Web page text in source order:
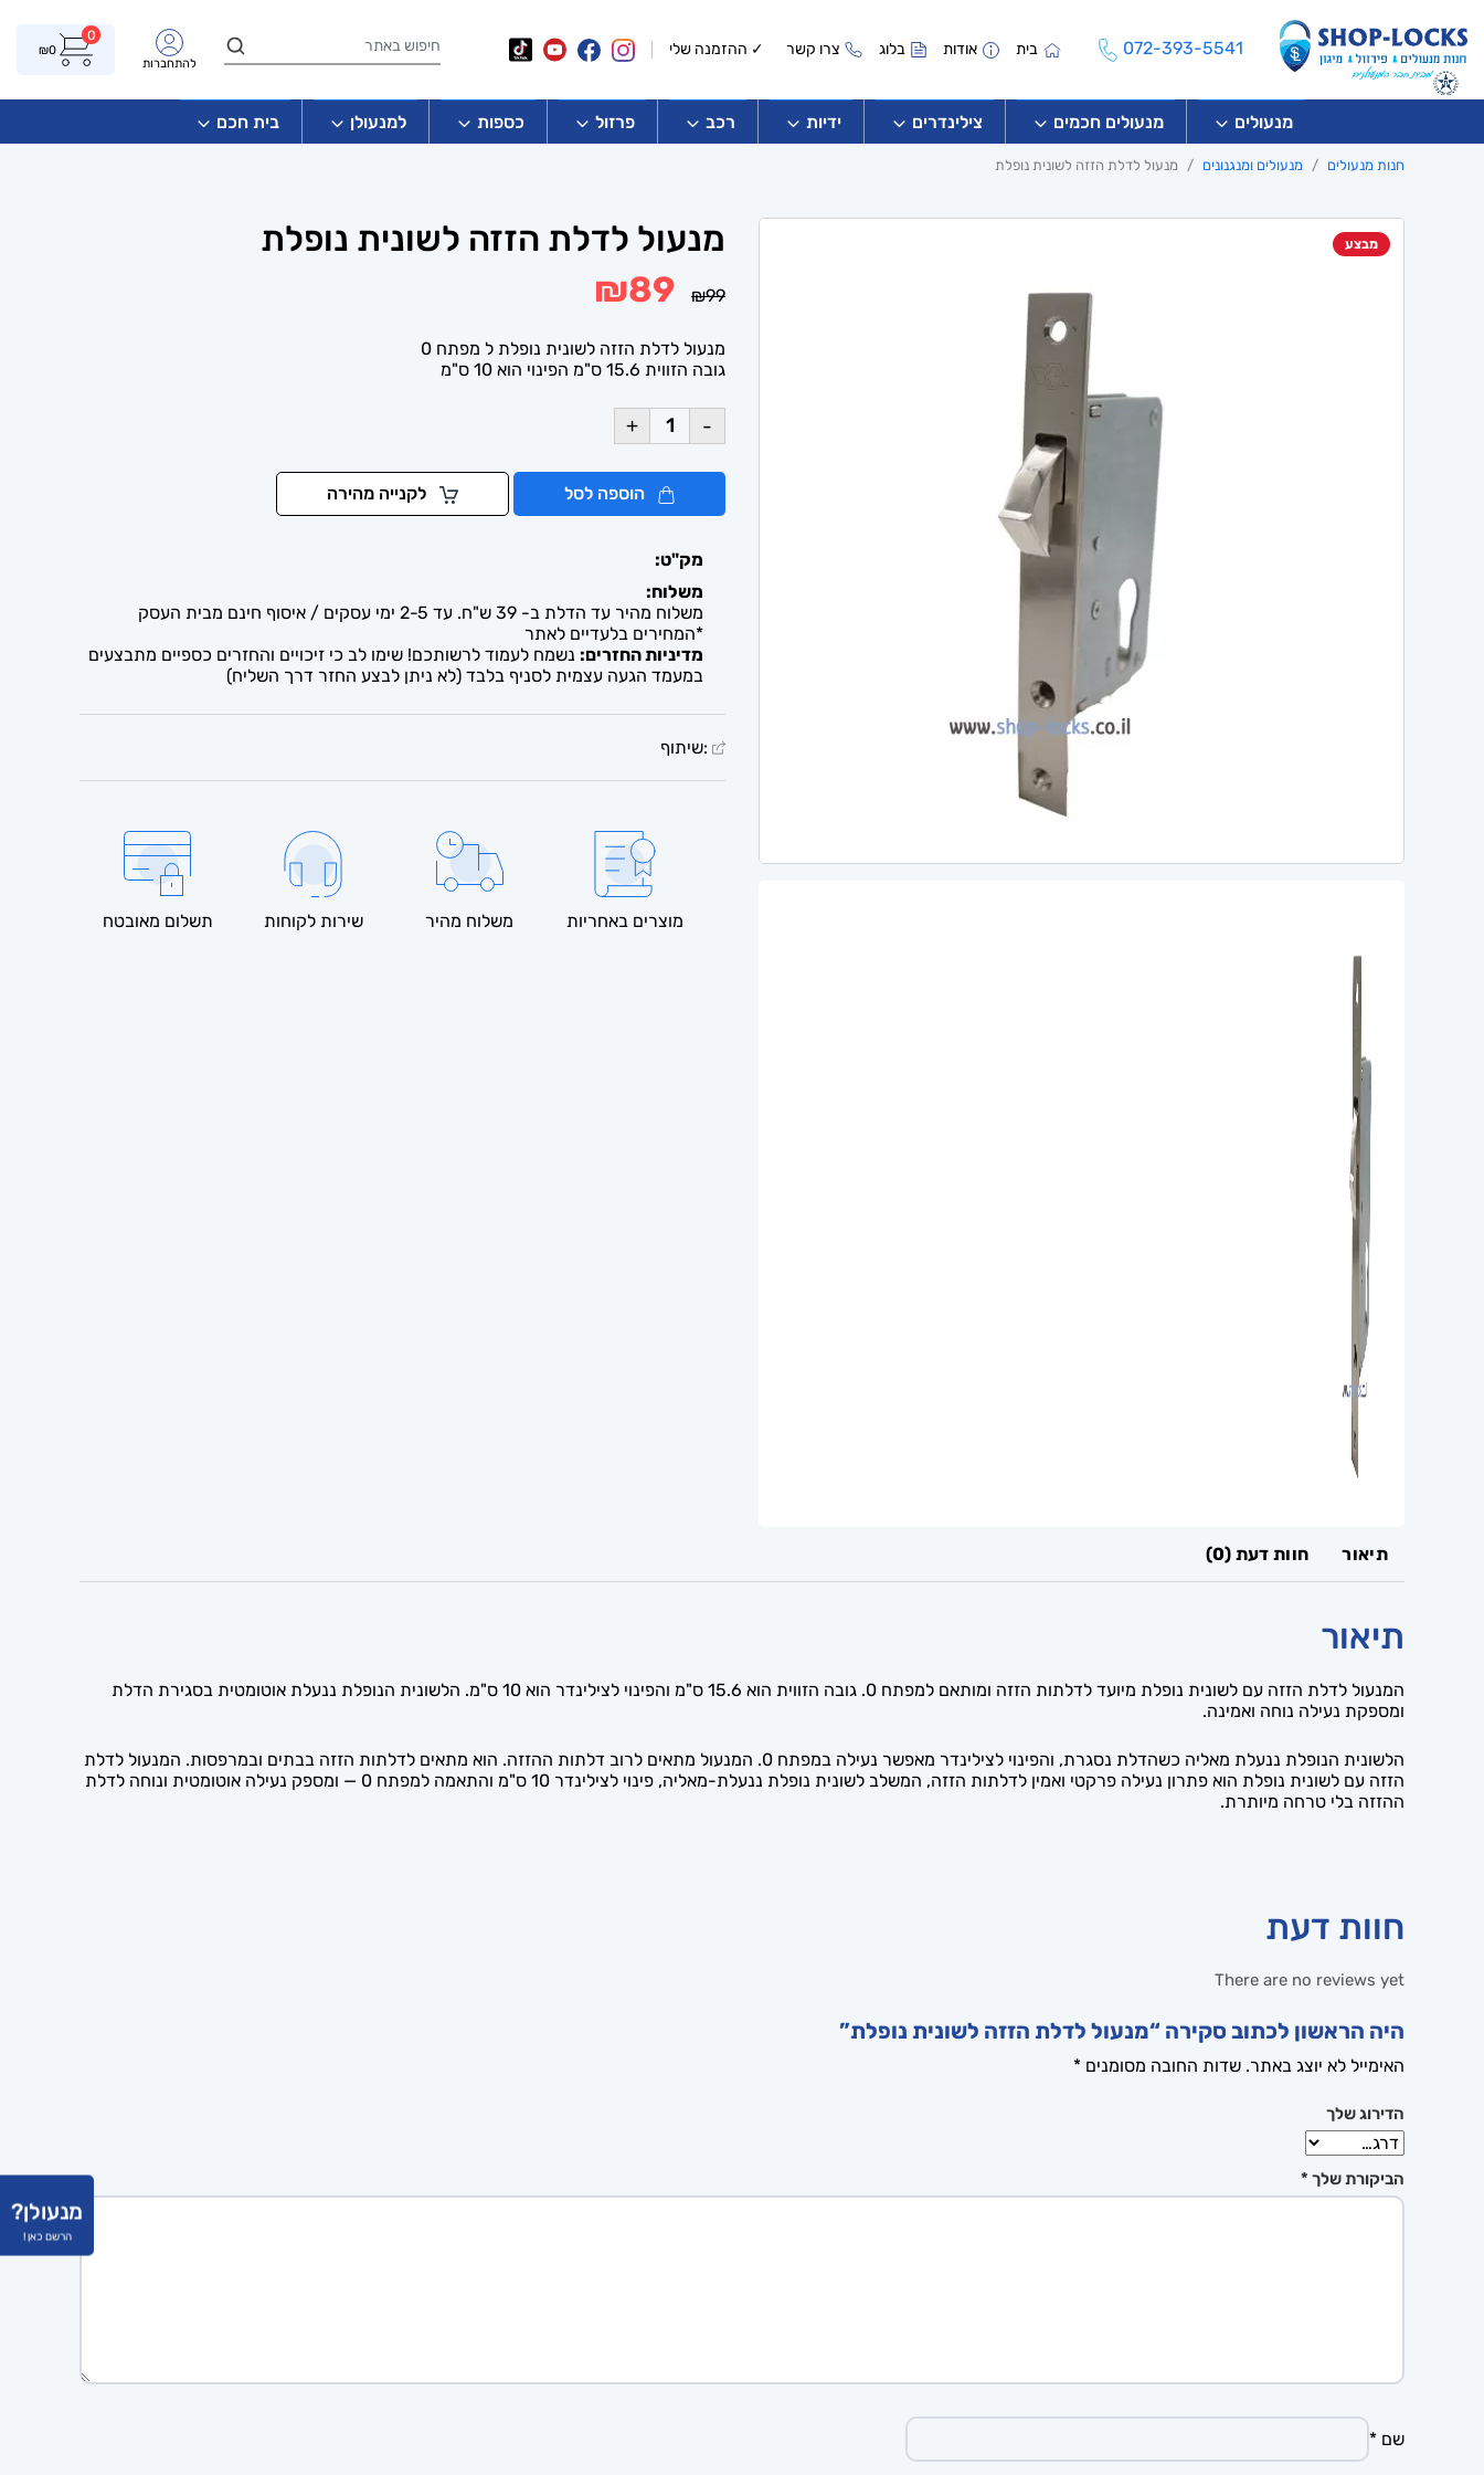
072-393-5541 בית אודות בלוג צרו קשר ✓ ההזמנה שלי
להתחברות
0
₪0
מנעולים מנעולים חכמים צילינדרים ידיות רכב פרזול כספות למנעולן בית חכם
חנות מנעולים מנעולים ומנגנונים מנעול לדלת הזזה לשונית נופלת
מבצע מנעול לדלת הזזה לשונית נופלת
₪99
המחיר
המקורי
₪99.
₪89
₪89.
מנעול לדלת הזזה לשונית נופלת ל מפתח 0
גובה הזווית 15.6 ס"מ הפינוי הוא 10 ס"מ
-
+
הוספה לסל לקנייה מהירה
מק"ט:
משלוח:
משלוח מהיר עד הדלת ב- 39 ש"ח. עד 2-5 ימי עסקים / איסוף חינם מבית העסק
*המחירים בלעדיים לאתר
מדיניות החזרים: נשמח לעמוד לרשותכם! שימו לב כי זיכויים והחזרים כספיים מתבצעים
במעמד הגעה עצמית לסניף בלבד (לא ניתן לבצע החזר דרך השליח)
:שיתוף
מוצרים באחריות משלוח מהיר שירות לקוחות תשלום מאובטח
תיאור חוות דעת (0)
תיאור
המנעול לדלת הזזה עם לשונית נופלת מיועד לדלתות הזזה ומותאם למפתח 0. גובה הזווית הוא 15.6 ס"מ והפינוי לצילינדר הוא 10 ס"מ. הלשונית הנופלת ננעלת אוטומטית בסגירת הדלת
ומספקת נעילה נוחה ואמינה.
הלשונית הנופלת ננעלת מאליה כשהדלת נסגרת, והפינוי לצילינדר מאפשר נעילה במפתח 0. המנעול מתאים לרוב דלתות ההזזה. הוא מתאים לדלתות הזזה בבתים ובמרפסות. המנעול לדלת
הזזה עם לשונית נופלת הוא פתרון נעילה פרקטי ואמין לדלתות הזזה, המשלב לשונית נופלת ננעלת-מאליה, פינוי לצילינדר 10 ס"מ והתאמה למפתח 0 — ומספק נעילה אוטומטית ונוחה לדלת
ההזזה בלי טרחה מיותרת.
חוות דעת
There are no reviews yet
היה הראשון לכתוב סקירה “מנעול לדלת הזזה לשונית נופלת”
האימייל לא יוצג באתר. שדות החובה מסומנים *
הדירוג שלך
הביקורת שלך *
שם *
מנעולן?
הרשם כאן !